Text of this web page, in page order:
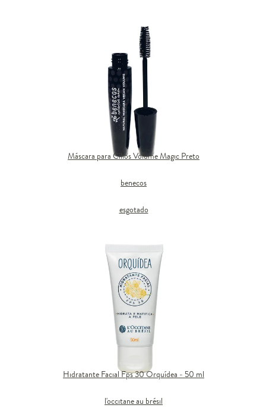
Máscara para Cílios Volume Magic Preto
benecos
esgotado
Hidratante Facial Fps 30 Orquídea - 50 ml
l'occitane au brésil